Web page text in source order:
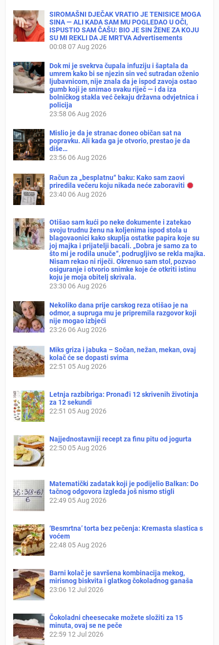
SIROMAŠNI DJEČAK VRATIO JE TENISICE MOGA
SINA — ALI KADA SAM MU POGLEDAO U OČI,
ISPUSTIO SAM ČAŠU: BIO JE SIN ŽENE ZA KOJU
SU MI REKLI DA JE MRTVA Advertisements
00:08 07 Aug 2026
Dok mi je svekrva čupala infuziju i šaptala da
umrem kako bi se njezin sin već sutradan oženio
ljubavnicom, nije znala da je ispod zavoja ostao
gumb koji je snimao svaku riječ — i da iza
bolničkog stakla već čekaju državna odvjetnica i
policija
23:58 06 Aug 2026
Mislio je da je stranac doneo običan sat na
popravku. Ali kada ga je otvorio, prestao je da
diše…
23:56 06 Aug 2026
Račun za „besplatnu“ baku: Kako sam zaovi
priredila večeru koju nikada neće zaboraviti
23:40 06 Aug 2026
Otišao sam kući po neke dokumente i zatekao
svoju trudnu ženu na koljenima ispod stola u
blagovaonici kako skuplja ostatke papira koje su
joj majka i prijatelji bacali. „Dobra je samo za to
što mi je rodila unuče“, podrugljivo se rekla majka.
Nisam rekao ni riječi. Okrenuo sam stol, pozvao
osiguranje i otvorio snimke koje će otkriti istinu
koju je moja obitelj skrivala.
23:30 06 Aug 2026
Nekoliko dana prije carskog reza otišao je na
odmor, a supruga mu je pripremila razgovor koji
nije mogao izbjeći
23:26 06 Aug 2026
Miks griza i jabuka – Sočan, nežan, mekan, ovaj
kolač će se dopasti svima
22:51 05 Aug 2026
Letnja razbibriga: Pronađi 12 skrivenih životinja
za 12 sekundi
22:51 05 Aug 2026
Najjednostavniji recept za finu pitu od jogurta
22:50 05 Aug 2026
Matematički zadatak koji je podijelio Balkan: Do
tačnog odgovora izgleda još nismo stigli
22:49 05 Aug 2026
‘Besmrtna’ torta bez pečenja: Kremasta slastica s
voćem
22:48 05 Aug 2026
Barni kolač je savršena kombinacija mekog,
mirisnog biskvita i glatkog čokoladnog ganaša
23:06 12 Jul 2026
Čokoladni cheesecake možete složiti za 15
minuta, ovaj se ne peče
22:59 12 Jul 2026